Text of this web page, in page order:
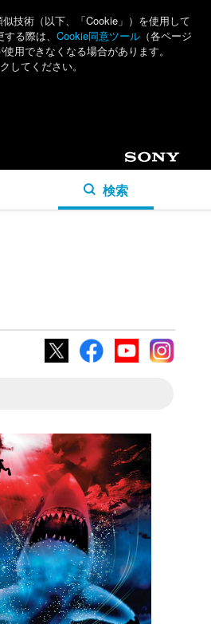
技術（以下、「Cookie」）を使用して
る際は、 Cookie同意ツール （各ページ
用できなくなる場合があります。
してください。
Sony
検索
X FacebookYouTubeInstagram